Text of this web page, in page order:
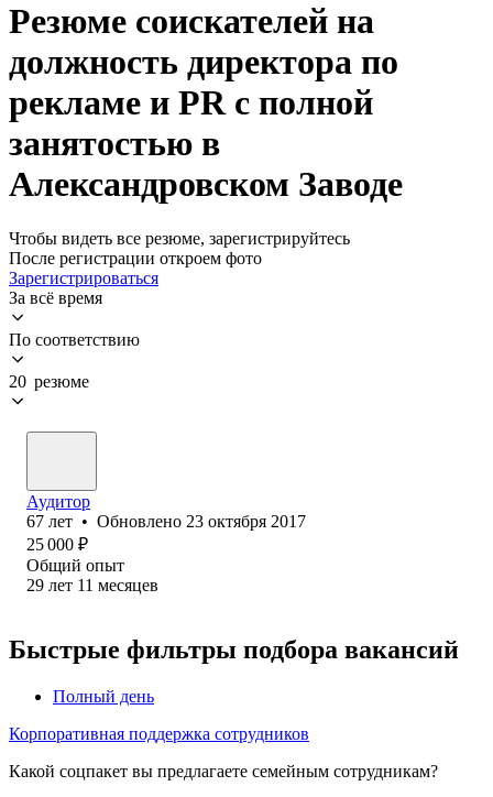
Резюме соискателей на
должность директора по
рекламе и PR с полной
занятостью в
Александровском Заводе
Чтобы видеть все резюме, зарегистрируйтесь
После регистрации откроем фото
Зарегистрироваться
За всё время
По соответствию
20 резюме
Аудитор
67 лет • Обновлено 23 октября 2017
25 000 ₽
Общий опыт
29 лет 11 месяцев
Быстрые фильтры подбора вакансий
Полный день
Корпоративная поддержка сотрудников
Какой соцпакет вы предлагаете семейным сотрудникам?